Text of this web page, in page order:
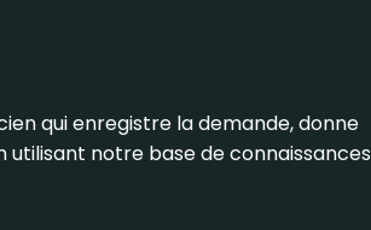
qui enregistre la demande, donne
notre base de connaissances